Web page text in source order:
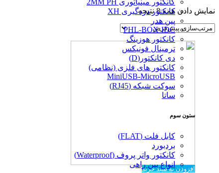
کانکتور دزدگیری XH
پین هدر
PHL-BOX-IDC
کانکتور هوزینگ
ترمینال فونیکس
دی کانکتور(D)
کانکتور های فلزی (نظامی)
MiniUSB-MicroUSB
سوکت شبکه (RJ45)
ساتا
ستون سوم
کابل فلت (FLAT)
بردبورد
کانکتور واتر پروف (Waterproof)
انواع بین راهی
نمایش دادن همه 8 نتیجه
افزودن به سبد خرید